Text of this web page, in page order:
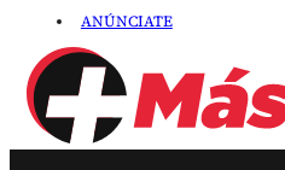
ANÚNCIATE